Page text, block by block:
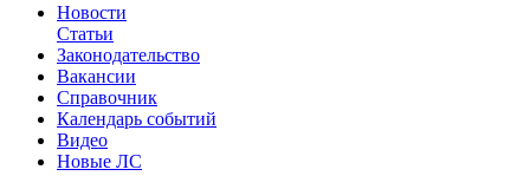
Новости
Статьи
Законодательство
Вакансии
Справочник
Календарь событий
Видео
Новые ЛС